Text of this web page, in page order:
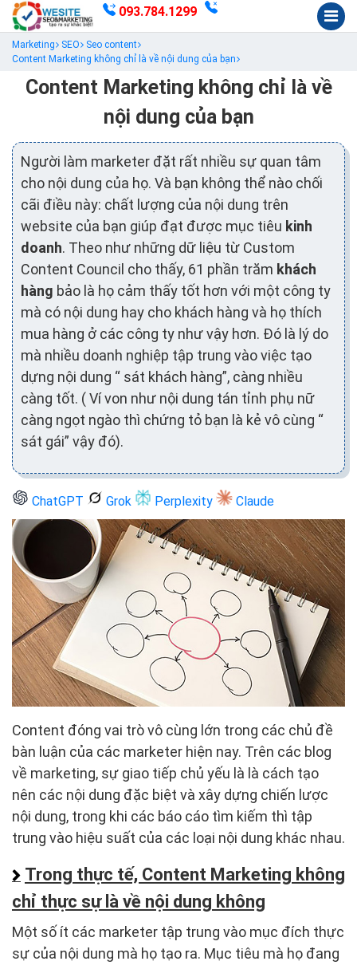
093.784.1299
Marketing SEO
Seo content
Content Marketing không chỉ là về nội dung của bạn
Content Marketing không chỉ là về
nội dung của bạn
Người làm marketer đặt rất nhiều sự quan tâm
cho nội dung của họ. Và bạn không thể nào chối
cãi điều này: chất lượng của nội dung trên
website của bạn giúp đạt được mục tiêu kinh
doanh. Theo như những dữ liệu từ Custom
Content Council cho thấy, 61 phần trăm khách
hàng bảo là họ cảm thấy tốt hơn với một công ty
mà có nội dung hay cho khách hàng và họ thích
mua hàng ở các công ty như vậy hơn. Đó là lý do
mà nhiều doanh nghiệp tập trung vào việc tạo
dựng nội dung “ sát khách hàng”, càng nhiều
càng tốt. ( Ví von như nội dung tán tỉnh phụ nữ
càng ngọt ngào thì chứng tỏ bạn là kẻ vô cùng “
sát gái” vậy đó).
ChatGPT Grok Perplexity Claude
Content đóng vai trò vô cùng lớn trong các chủ đề
bàn luận của các marketer hiện nay. Trên các blog
về marketing, sự giao tiếp chủ yếu là là cách tạo
nên các nội dung đặc biệt và xây dựng chiến lược
nội dung, trong khi các báo cáo tìm kiếm thì tập
trung vào hiệu suất của các loại nội dung khác nhau.
Trong thực tế, Content Marketing không
chỉ thực sự là về nội dung không
Một số ít các marketer tập trung vào mục đích thực
sự của nội dung mà họ tạo ra. Mục tiêu mà họ đang